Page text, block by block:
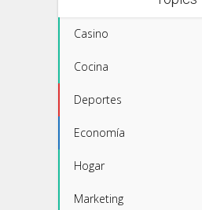
Casino
Cocina
Deportes
Economía
Hogar
Marketing